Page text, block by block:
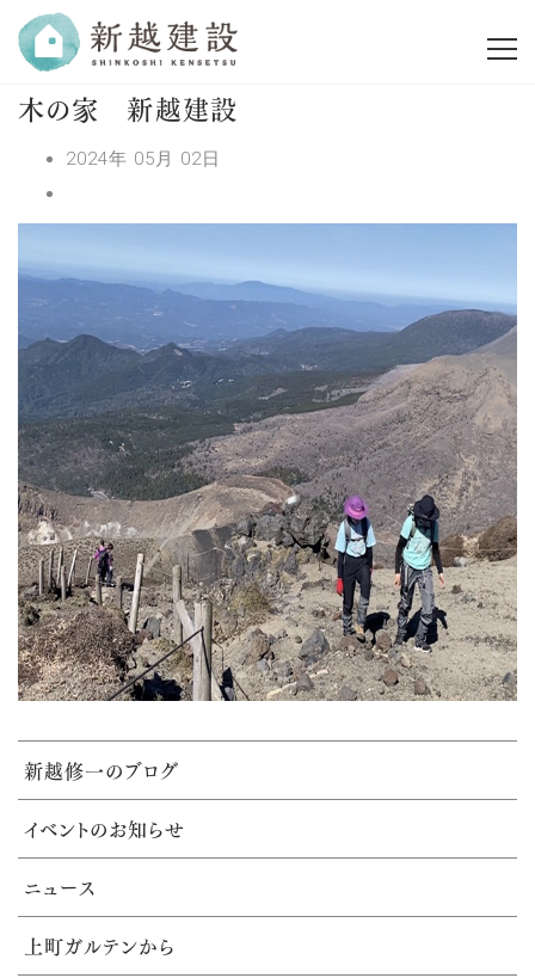
木の家 新越建設
2024年 05月 02日
新越修一のブログ
イベントのお知らせ
ニュース
上町ガルテンから